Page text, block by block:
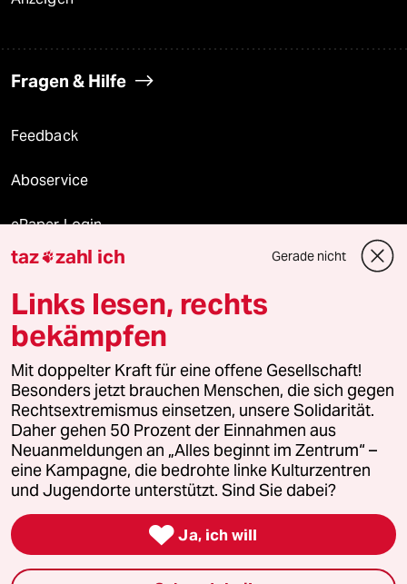
Fragen & Hilfe
Feedback
Aboservice
ePaper Login
Downloads für Abonnierende
© 2026 taz Verlags und Vertriebs GmbH
Alle Rechte vorbehalten. Bei rechtlichen Fragen oder für Genehmigungen
wenden Sie sich bitte an
lizenzen@taz.de
Feedback Redaktionsstatut Kommune-Richtlinien
Leitlinie Informant Datenschutz Impressum AGB
Seitenwende Einwilligungen widerrufen (Ads)
taz zahl ich Gerade nicht
Links lesen, rechts
bekämpfen
Mit doppelter Kraft für eine offene Gesellschaft!
Besonders jetzt brauchen Menschen, die sich gegen
Rechtsextremismus einsetzen, unsere Solidarität.
Daher gehen 50 Prozent der Einnahmen aus
Neuanmeldungen an „Alles beginnt im Zentrum“ –
eine Kampagne, die bedrohte linke Kulturzentren
und Jugendorte unterstützt. Sind Sie dabei?
 Ja, ich will